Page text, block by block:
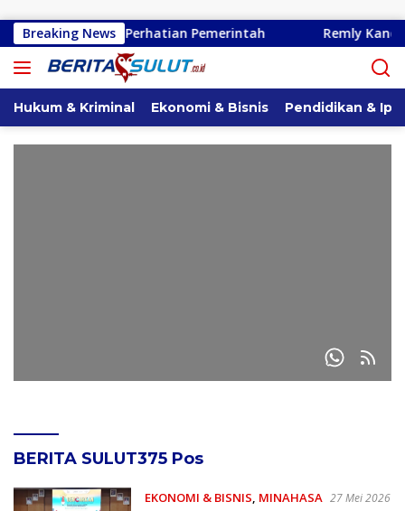
Breaking News
Perlu Perhatian Pemerintah Remly Kandoli
Hukum & Kriminal Ekonomi & Bisnis Pendidikan &
BERITA SULUT375 Pos
EKONOMI & BISNIS, MINAHASA 27 Mei 2026